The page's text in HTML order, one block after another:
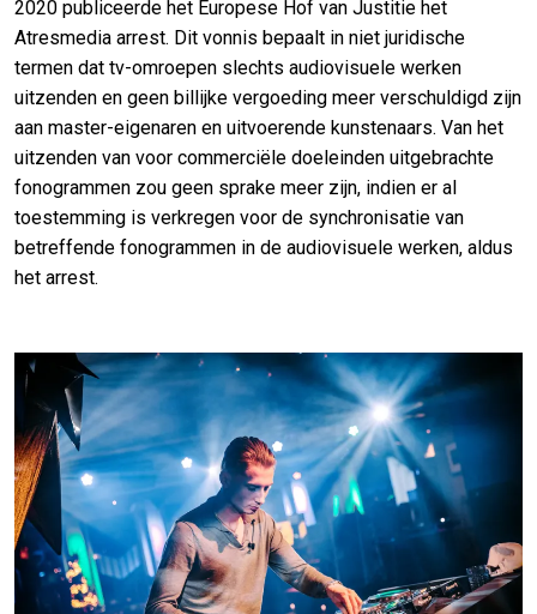
2020 publiceerde het Europese Hof van Justitie het
Atresmedia arrest. Dit vonnis bepaalt in niet juridische
termen dat tv-omroepen slechts audiovisuele werken
uitzenden en geen billijke vergoeding meer verschuldigd zijn
aan master-eigenaren en uitvoerende kunstenaars. Van het
uitzenden van voor commerciële doeleinden uitgebrachte
fonogrammen zou geen sprake meer zijn, indien er al
toestemming is verkregen voor de synchronisatie van
betreffende fonogrammen in de audiovisuele werken, aldus
het arrest.